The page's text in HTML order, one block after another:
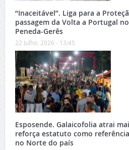
“Inaceitável”. Liga para a
passagem da Volta a Portugal
Peneda-Gerês
22 Julho, 2026 - 13:45
Esposende. Galaicofolia atrai
reforça estatuto como
no Norte do país